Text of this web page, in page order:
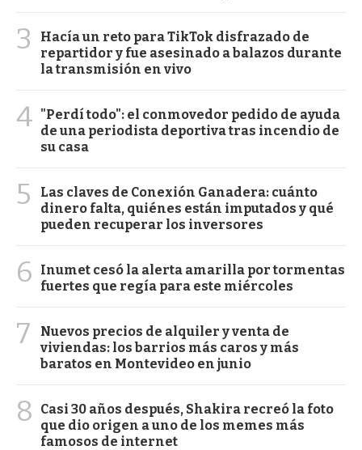
3
Hacía un reto para TikTok disfrazado de
repartidor y fue asesinado a balazos durante
la transmisión en vivo
4 "Perdí todo": el conmovedor pedido de ayuda
de una periodista deportiva tras incendio de
su casa
5
Las claves de Conexión Ganadera: cuánto
dinero falta, quiénes están imputados y qué
pueden recuperar los inversores
6
Inumet cesó la alerta amarilla por tormentas
fuertes que regía para este miércoles
7
Nuevos precios de alquiler y venta de
viviendas: los barrios más caros y más
baratos en Montevideo en junio
8
Casi 30 años después, Shakira recreó la foto
que dio origen a uno de los memes más
famosos de internet